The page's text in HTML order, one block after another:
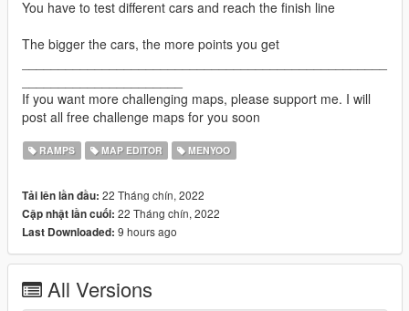
You have to test different cars and reach the finish line
The bigger the cars, the more points you get
If you want more challenging maps, please support me. I will
post all free challenge maps for you soon
RAMPS MAP EDITOR MENYOO
Tải lên lần đầu: 22 Tháng chín, 2022
Cập nhật lần cuối: 22 Tháng chín, 2022
Last Downloaded: 9 hours ago
All Versions